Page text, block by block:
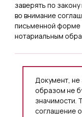
заверять по
во внимание
письменной форме
нотариальным
Документ, не
образом не
значимости.
соглашение